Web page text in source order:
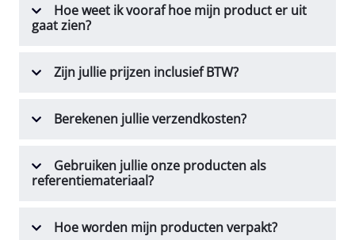
Hoe weet ik vooraf hoe mijn product er uit
gaat zien?
Zijn jullie prijzen inclusief BTW?
Berekenen jullie verzendkosten?
Gebruiken jullie onze producten als
referentiemateriaal?
Hoe worden mijn producten verpakt?